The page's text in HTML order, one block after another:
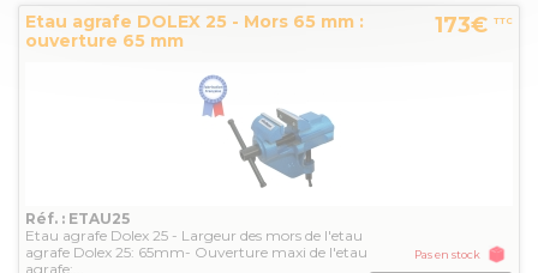
Etau agrafe DOLEX 25 - Mors 65 mm :
ouverture 65 mm
173€ TTC
Réf. : ETAU25
Etau agrafe Dolex 25 - Largeur des mors de l'etau
agrafe Dolex 25: 65mm- Ouverture maxi de l'etau
agrafe:...
Pas en stock